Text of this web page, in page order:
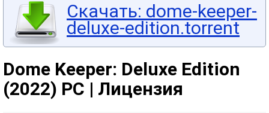
Скачать: dome-keeper-
deluxe-edition.torrent
Dome Keeper: Deluxe Edition
(2022) PC | Лицензия